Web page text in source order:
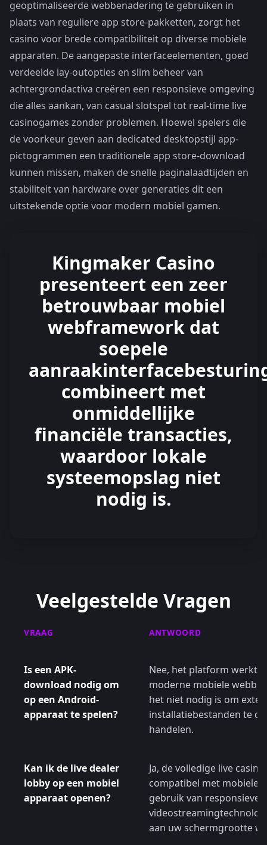
geoptimaliseerde webbenadering te gebruiken in
plaats van reguliere app store-pakketten, zorgt het
casino voor brede compatibiliteit op diverse mobiele
apparaten. De aangepaste interfaceelementen, goed
verdeelde lay-outopties en slim beheer van
achtergrondactiva creëren een responsieve omgeving
die alles aankan, van casual slotspel tot real-time live
casinogames zonder problemen. Hoewel spelers die
de voorkeur geven aan dedicated desktopstijl app-
pictogrammen een traditionele app store-download
kunnen missen, maken de snelle paginalaadtijden en
stabiliteit van hardware over generaties dit een
uitstekende optie voor modern mobiel gamen.
Kingmaker Casino
presenteert een zeer
betrouwbaar mobiel
webframework dat
soepele
combineert met
onmiddellijke
financiële transacties,
waardoor lokale
systeemopslag niet
nodig is.
Veelgestelde Vragen
VRAAG ANTWOORD
Is een APK-
download nodig om
op een Android-
apparaat te spelen?
Nee, het platform werkt
moderne mobiele
het niet nodig is om
installatiebestanden te
handelen.
Kan ik de live dealer
lobby op een mobiel
apparaat openen?
Ja, de volledige live
compatibel met mobiele
gebruik van responsieve
aan uw schermgrootte